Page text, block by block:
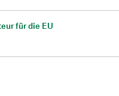
für die EU